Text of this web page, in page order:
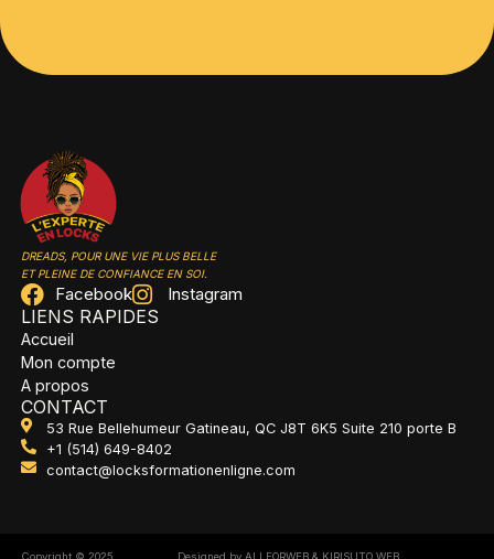
DREADS, POUR UNE VIE PLUS BELLE
ET PLEINE DE CONFIANCE EN SOI.
Facebook Instagram
LIENS RAPIDES
Accueil
Mon compte
A propos
CONTACT
53 Rue Bellehumeur Gatineau, QC J8T 6K5 Suite 210 porte B
+1 (514) 649-8402
contact@locksformationenligne.com
Copyright © 2025 Designed by ALLFORWEB & KIRISUTO WEB